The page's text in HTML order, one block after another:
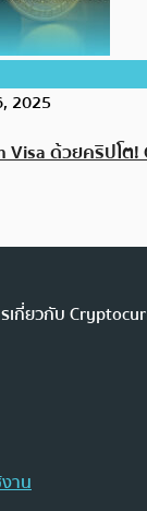
2025
Visa ด้วยคริปโ
กี่ยวกับ
าน